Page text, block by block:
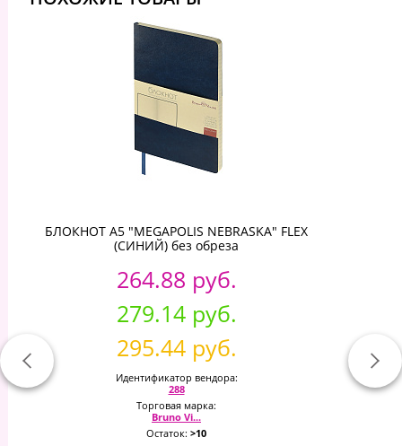
БЛОКНОТ А5 "MEGAPOLIS NEBRASKA" FLEX
(СИНИЙ) без обреза
264.88 руб.
279.14 руб.
295.44 руб.
Идентификатор вендора:
288
Торговая марка:
Bruno Vi...
Остаток: >10